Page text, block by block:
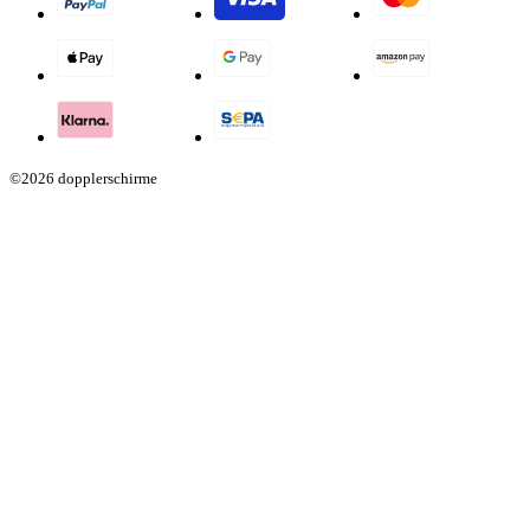
©2026 dopplerschirme